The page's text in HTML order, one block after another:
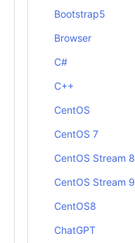
Bootstrap5
Browser
C#
C++
CentOS
CentOS 7
CentOS Stream 8
CentOS Stream 9
CentOS8
ChatGPT